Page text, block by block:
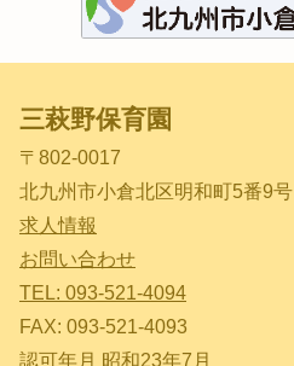
三萩野保育園
〒802-0017
北九州市小倉北区明和町5番9号
求人情報
お問い合わせ
TEL: 093-521-4094
FAX: 093-521-4093
認可年月 昭和23年7月